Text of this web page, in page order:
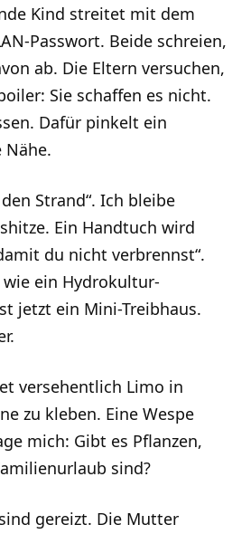
Kind streitet mit dem
Passwort. Beide schreien,
ab. Die Eltern versuchen,
Sie schaffen es nicht.
Dafür pinkelt ein
Nähe.
Strand“. Ich bleibe
Ein Handtuch wird
du nicht verbrennst“.
ein Hydrokultur-
jetzt ein Mini-Treibhaus.
versehentlich Limo in
zu kleben. Eine Wespe
mich: Gibt es Pflanzen,
sind?
gereizt. Die Mutter